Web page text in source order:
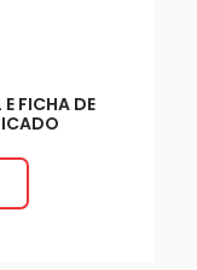
FICHA DE